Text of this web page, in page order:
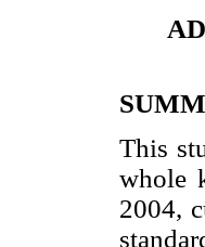
This
whole
2004,